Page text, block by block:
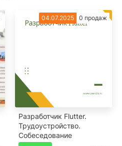
04.07.2025 0 продаж
Разработчик Flutter.
Трудоустройство.
Собеседование